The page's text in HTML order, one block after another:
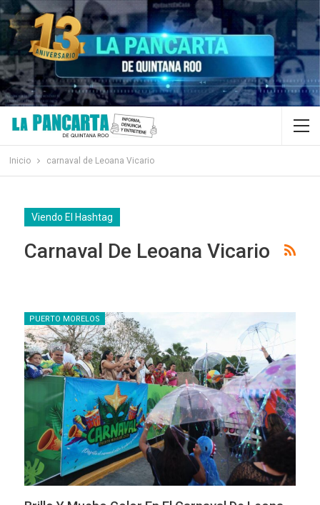
Inicio carnaval de Leoana Vicario
Viendo El Hashtag
Carnaval De Leoana Vicario
PUERTO MORELOS